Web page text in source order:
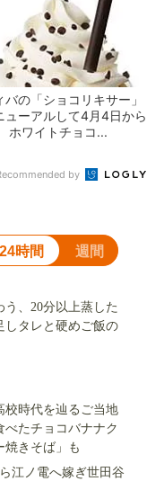
バの「ショコリキサー」
ューアルして4月4日から
ホワイトチョコ...
by
24時間 週間
、20分以上蒸した
しタレと硬めご飯の
校時代を辿るご当地
べたチョコバナナク
焼きそば」も
江ノ電へ嫁ぎ世田谷